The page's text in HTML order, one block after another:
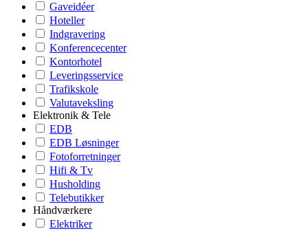
Gaveidéer
Hoteller
Indgravering
Konferencecenter
Kontorhotel
Leveringsservice
Trafikskole
Valutaveksling
Elektronik & Tele
EDB
EDB Løsninger
Fotoforretninger
Hifi & Tv
Husholding
Telebutikker
Håndværkere
Elektriker